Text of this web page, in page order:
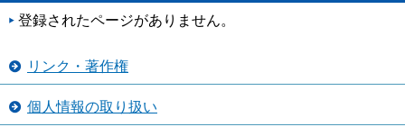
登録されたページがありません。
リンク・著作権
個人情報の取り扱い